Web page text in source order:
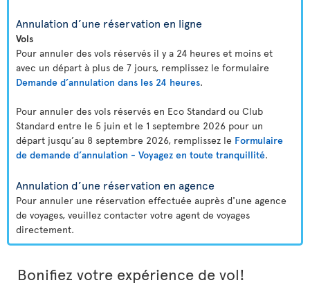
Annulation d’une réservation en ligne
Vols
Pour annuler des vols réservés il y a 24 heures et moins et
avec un départ à plus de 7 jours, remplissez le formulaire
Demande d’annulation dans les 24 heures.
Pour annuler des vols réservés en Eco Standard ou Club
Standard entre le 5 juin et le 1 septembre 2026 pour un
départ jusqu’au 8 septembre 2026, remplissez le Formulaire
de demande d’annulation - Voyagez en toute tranquillité.
Annulation d’une réservation en agence
Pour annuler une réservation effectuée auprès d'une agence
de voyages, veuillez contacter votre agent de voyages
directement.
Bonifiez votre expérience de vol!